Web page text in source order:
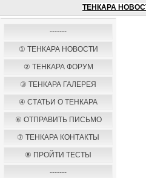
ТЕНКАРА
-------
① ТЕНКАРА НОВОСТИ
② ТЕНКАРА ФОРУМ
③ ТЕНКАРА ГАЛЕРЕЯ
④ СТАТЬИ О ТЕНКАРА
⑥ ОТПРАВИТЬ ПИСЬМО
⑦ ТЕНКАРА КОНТАКТЫ
⑧ ПРОЙТИ ТЕСТЫ
-------